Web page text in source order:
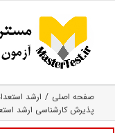
content
صفحه اصلی
ارشد
پذیرش کارشناسی ارشد